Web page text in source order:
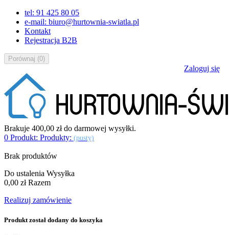
tel: 91 425 80 05
e-mail: biuro@hurtownia-swiatla.pl
Kontakt
Rejestracja B2B
Porównaj (0)
Zaloguj się
Brakuje 400,00 złdo darmowej wysyłki.
0 Produkt: Produkty: (pusty)
Brak produktów
Do ustalenia Wysyłka
0,00 zł Razem
Realizuj zamówienie
Produkt został dodany do koszyka